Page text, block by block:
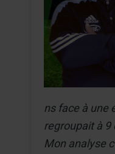
ns face à une
regroupait à 9
Mon analyse